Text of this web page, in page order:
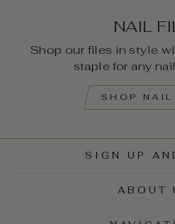
NAIL
Shop our files in style
staple for any
SHOP
SIGN UP
ABOUT